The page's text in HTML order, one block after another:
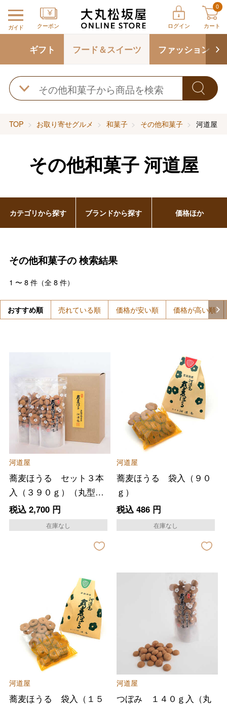
ガイド クーポン ログイン
0
カート
ギフト フード＆スイーツ ファッション
TOP お取り寄せグルメ 和菓子 その他和菓子 河道屋
その他和菓子 河道屋
その他和菓子の検索結果
1 〜 8件（全 8件）
おすすめ順 売れている順 価格が安い順 価格が高い順
河道屋
蕎麦ほうる セット３本
入（３９０ｇ）（丸型１
４０ｇ×２・梅型１１０
ｇ×１）
税込 2,700円
在庫なし
河道屋
蕎麦ほうる 袋入（９０
ｇ）
税込 486円
在庫なし
河道屋
蕎麦ほうる 袋入（１５
河道屋
つぼみ １４０ｇ入（丸
カテゴリから探す ブランドから探す 価格ほか